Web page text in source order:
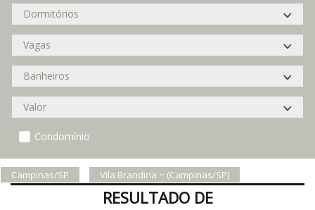
Condomínio
Campinas/SP Vila Brandina ~ (Campinas/SP)
RESULTADO DE